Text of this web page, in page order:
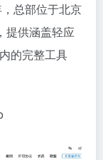
总部位于北京
提供涵盖轻应
的完整工具